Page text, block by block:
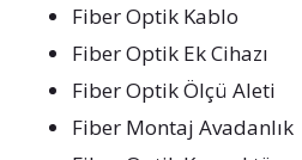
Fiber Optik Kablo
Fiber Optik Ek Cihazı
Fiber Optik Ölçü Aleti
Fiber Montaj Avadanlık